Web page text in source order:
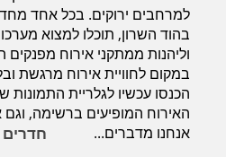
למרחבים ירוקים. בכל אחד
בהוד השרון, תוכלו למצוא
וליהנות ממתקני אירוח
במקום לחוויית אירוח מרגשת
הכנסו עכשיו לגלריית
האירוח המופיעים ברשימה,
אנחנו מדברים...